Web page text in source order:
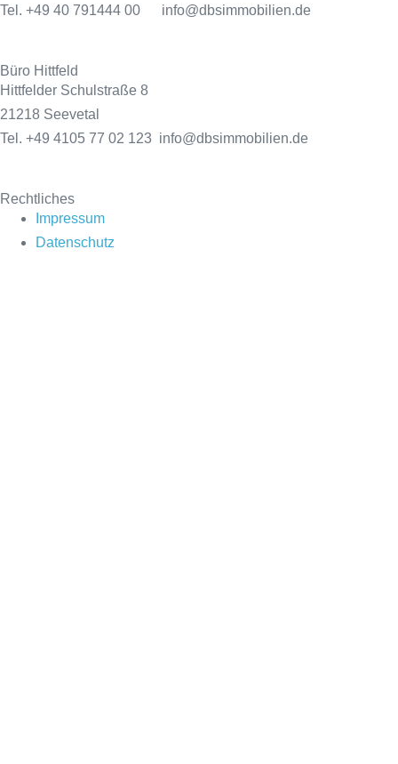
Tel. +49 40 791444 00 info@dbsimmobilien.de
Büro Hittfeld
Hittfelder Schulstraße 8
21218 Seevetal
Tel. +49 4105 77 02 123 info@dbsimmobilien.de
Rechtliches
Impressum
Datenschutz